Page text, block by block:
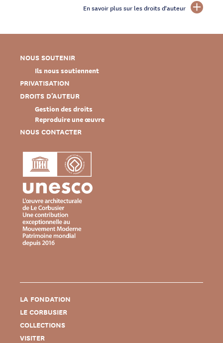
En savoir plus sur les droits d'auteur
NOUS SOUTENIR
Ils nous soutiennent
PRIVATISATION
DROITS D’AUTEUR
Gestion des droits
Reproduire une œuvre
NOUS CONTACTER
LA FONDATION
LE CORBUSIER
COLLECTIONS
VISITER